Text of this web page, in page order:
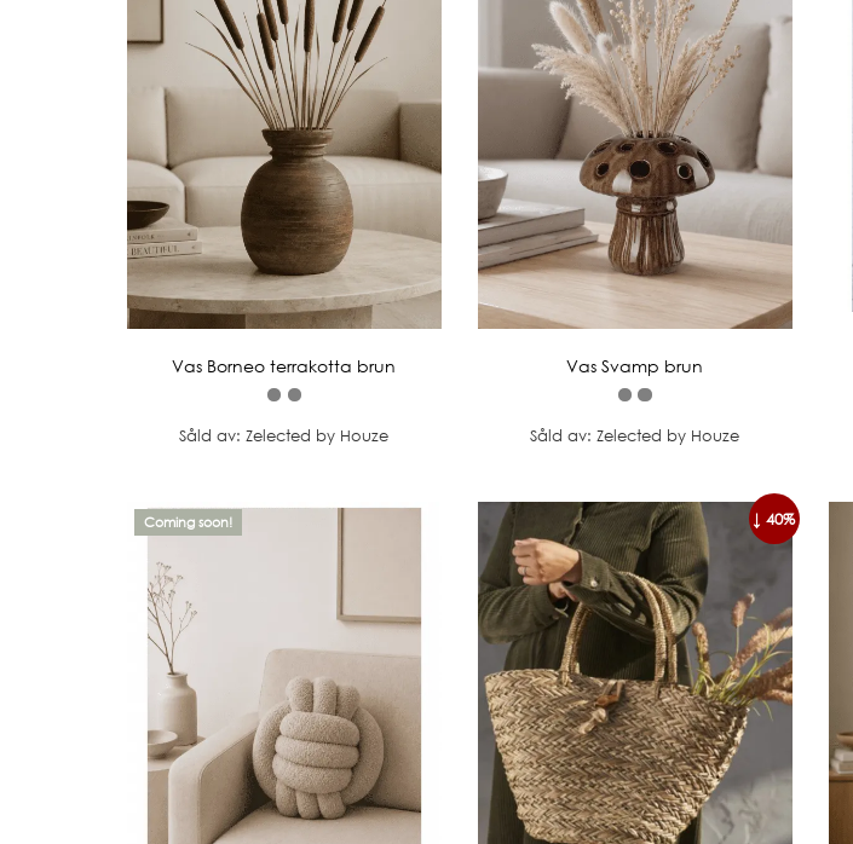
Vas Borneo terrakotta brun
Såld av: Zelected by Houze
Vas Svamp brun
Såld av: Zelected by Houze
Coming soon! ↓ 40%